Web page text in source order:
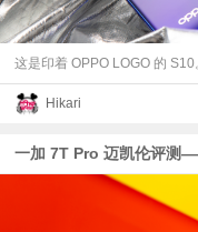
这是印着 OPPO LOGO 的 S10
Hikari
一加 7T Pro 迈凯伦评测